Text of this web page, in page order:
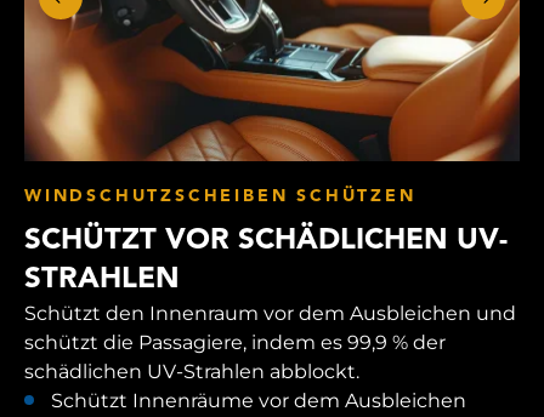
WINDSCHUTZSCHEIBEN SCHÜTZEN
SCHÜTZT VOR SCHÄDLICHEN UV-
STRAHLEN
Schützt den Innenraum vor dem Ausbleichen und
schützt die Passagiere, indem es 99,9 % der
schädlichen UV-Strahlen abblockt.
Schützt Innenräume vor dem Ausbleichen